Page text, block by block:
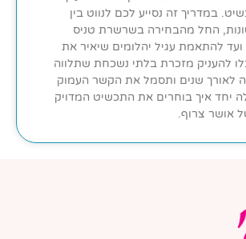
במדריך זה נסייע לכם לנווט בין
החל מהבחירה בשרשרת טניס
ועד להתאמת עגיל יהלומים שיאיר את
להעניק מזכרת בלתי נשכחת שתלווה
לאורך שנים ותסמל את הקשר העמוק
יחד איך בוחרים את התכשיט המדויק
אושר צרוף.